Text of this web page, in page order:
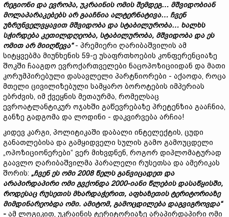
რეგიონი და ევროპა, უკრაინის ომის შემდეგ… მშვიდობიან
მოლაპარაკებებს არ გააჩნია ალტერნატივა… ჩვენ
უზრუნველვყავით მშვიდობა და სტაბილურობა… ხალხს
სჭირდება კეთილდღეობა, სტაბილურობა, მშვიდობა და ეს
ომით არ მიიღწევა“- პრემიერი ღარიბაშვილის ამ
სიტყვებმა მიუნხენის 59-ე უსაფრთხოების კონფერენციაზე
შოკში ჩააგდო ევროქართველები ნაცოპოზიციიდან და მათი
კორუმპირებული დასავლელი პარტნიორები - აქაოდა, როცა
მთელი ცივილიზებული სამყარო ბოროტების იმპერიას
ებრძვის, იმ ქვეყნის მეთაურმა, რომელსაც
ევროატლანტიკურ ოჯახში გაწევრებაზე პრეტენზია გააჩნია,
განზე გადგომა და ლოდინი - დაკვირვება არჩია!
კიდევ კარგი, პოლიტიკაში დაბალი ინტელექტის, ცუდი
განათლებისა და გამყიდველი სულის გამო გამოუცდელი
„ოპოზიციონერები“ ვერ მიხვდნენ, როგორ დიპლომატურად
გაავლო ღარიბაშვილმა პარალელი რუსეთსა და ამერიკას
შორის: „ჩვენ ეს ომი2008წელს განვიცადეთ და
არაპირდაპირი ომი გვქონდა2000-იანი წლების დასაწყისში,
როდესაც რუსეთის მხარდაჭერით, აფხაზეთის ტერიტორიაზე
მიმდინარეობდა ომი. ამიტომ, გამოცდილება დაგვიგროვდა“
- ამ ლოგიკით, უკრაინის ტერიტორიაზე არაპირდაპირი ომი